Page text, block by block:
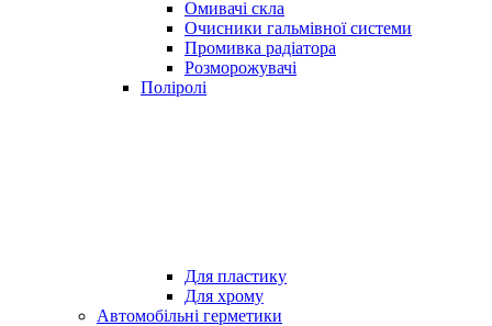
Омивачі скла
Очисники гальмівної системи
Промивка радіатора
Розморожувачі
Поліролі
Для пластику
Для хрому
Автомобільні герметики